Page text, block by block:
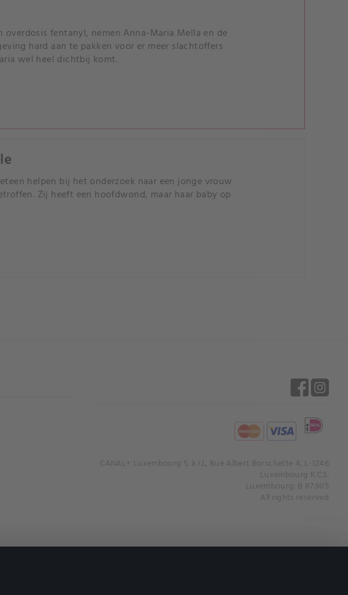
fentanyl, nemen Anna-Maria Mella en de
hard aan te pakken voor er meer slachtoffers
wel heel dichtbij komt.
helpen bij het onderzoek naar een jonge vrouw
Zij heeft een hoofdwond, maar haar baby op
CANAL+ Luxembourg S. à r.l., Rue Albert Borschette 4, L-1246
Luxembourg R.C.S.
Luxembourg: B 87.905
All rights reserved